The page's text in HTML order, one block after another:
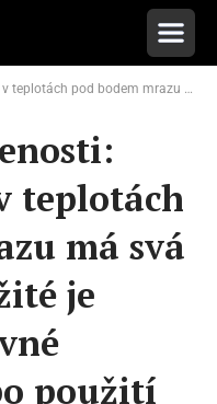
má svá specifika. Důležité je množství, správné rozmístění nebo použití tenisových míčků
teplotách
má svá
je
použití